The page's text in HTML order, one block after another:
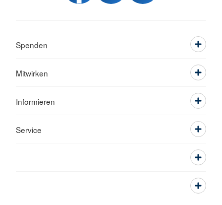
Spenden
Mitwirken
Informieren
Service